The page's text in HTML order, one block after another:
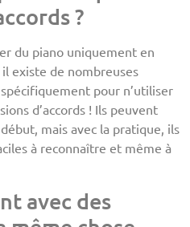
?
du piano uniquement en
existe de nombreuses
pour n’utiliser
d’accords ! Ils peuvent
mais avec la pratique, ils
à reconnaître et même à
avec des